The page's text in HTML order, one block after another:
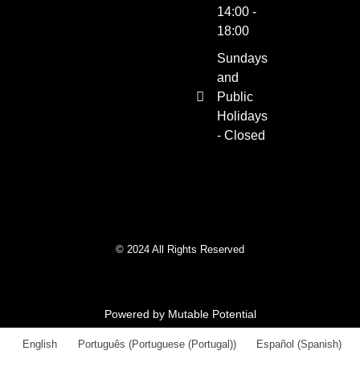
14:00 -
18:00
Sundays
and
Public
Holidays
- Closed
© 2024 All Rights Reserved
Powered by Mutable Potential
English Português (Portuguese (Portugal)) Español (Spanish)